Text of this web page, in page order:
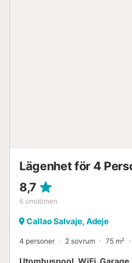
Lägenhet för 4
8,7
6 omdömen
Callao Salvaje, Adeje
4 personer 2 sovrum 75 m²
Utomhuspool, WiFi,